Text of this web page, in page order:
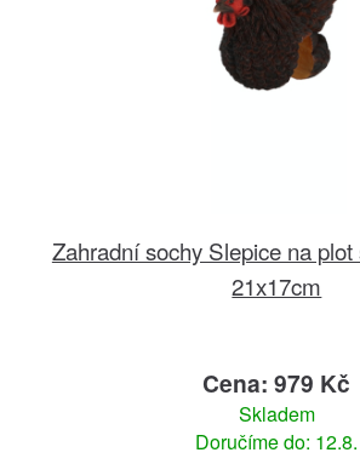
Zahradní sochy Slepice na
21x17cm
Cena: 979 Kč
Skladem
Doručíme do: 12.8.